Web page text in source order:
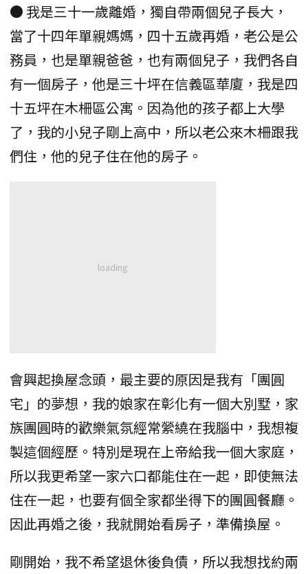
● 我是三十一歲離婚，獨自帶兩個兒子長大，
當了十四年單親媽媽，四十五歲再婚，老公是公
務員，也是單親爸爸，也有兩個兒子，我們各自
有一個房子，他是三十坪在信義區華廈，我是四
十五坪在木柵區公寓。因為他的孩子都上大學
了，我的小兒子剛上高中，所以老公來木柵跟我
們住，他的兒子住在他的房子。
會興起換屋念頭，最主要的原因是我有「團圓
宅」的夢想，我的娘家在彰化有一個大別墅，家
族團圓時的歡樂氣氛經常縈繞在我腦中，我想複
製這個經歷。特別是現在上帝給我一個大家庭，
所以我更希望一家六口都能住在一起，即使無法
住在一起，也要有個全家都坐得下的團圓餐廳。
因此再婚之後，我就開始看房子，準備換屋。
剛開始，我不希望退休後負債，所以我想找約兩